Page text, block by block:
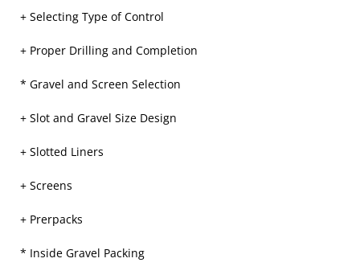
+ Selecting Type of Control
+ Proper Drilling and Completion
* Gravel and Screen Selection
+ Slot and Gravel Size Design
+ Slotted Liners
+ Screens
+ Prerpacks
* Inside Gravel Packing